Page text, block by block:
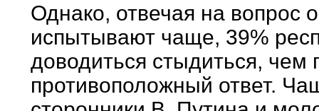
Однако, отвечая на вопрос
испытывают чаще, 39%
доводиться стыдиться, чем
противоположный ответ.